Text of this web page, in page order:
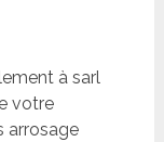
à sarl
votre
arrosage